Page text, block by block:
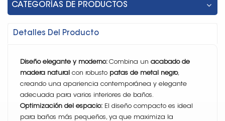
CATEGORÍAS DE PRODUCTOS
Detalles Del Producto
Diseño elegante y moderno: Combina un acabado de
madera natural con robusto patas de metal negro,
creando una apariencia contemporánea y elegante
adecuada para varios interiores de baños.
Optimización del espacio: El diseño compacto es ideal
para baños más pequeños, ya que maximiza la